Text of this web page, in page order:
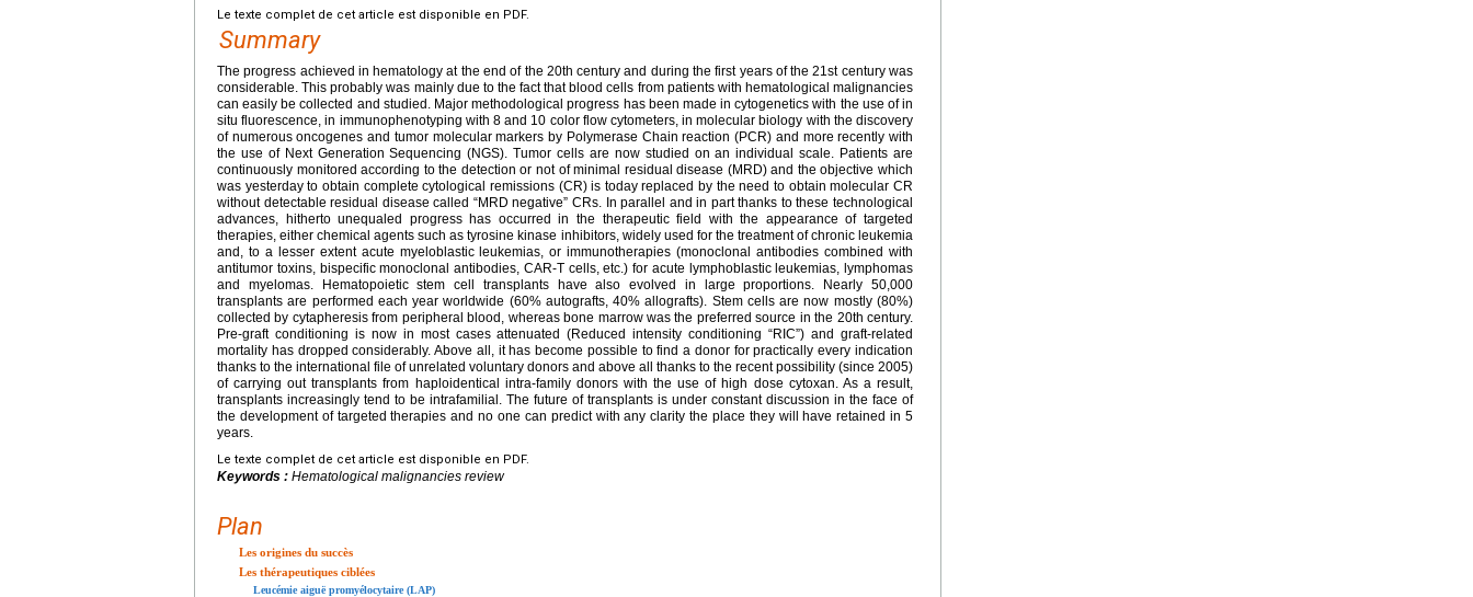
Le texte complet de cet article est disponible en PDF.
Summary
The progress achieved in hematology at the end of the 20th century and during the first years of the 21st century was
considerable. This probably was mainly due to the fact that blood cells from patients with hematological malignancies
can easily be collected and studied. Major methodological progress has been made in cytogenetics with the use of in
situ fluorescence, in immunophenotyping with 8 and 10 color flow cytometers, in molecular biology with the discovery
of numerous oncogenes and tumor molecular markers by Polymerase Chain reaction (PCR) and more recently with
the use of Next Generation Sequencing (NGS). Tumor cells are now studied on an individual scale. Patients are
continuously monitored according to the detection or not of minimal residual disease (MRD) and the objective which
was yesterday to obtain complete cytological remissions (CR) is today replaced by the need to obtain molecular CR
without detectable residual disease called “MRD negative” CRs. In parallel and in part thanks to these technological
advances, hitherto unequaled progress has occurred in the therapeutic field with the appearance of targeted
therapies, either chemical agents such as tyrosine kinase inhibitors, widely used for the treatment of chronic leukemia
and, to a lesser extent acute myeloblastic leukemias, or immunotherapies (monoclonal antibodies combined with
antitumor toxins, bispecific monoclonal antibodies, CAR-T cells, etc.) for acute lymphoblastic leukemias, lymphomas
and myelomas. Hematopoietic stem cell transplants have also evolved in large proportions. Nearly 50,000
transplants are performed each year worldwide (60% autografts, 40% allografts). Stem cells are now mostly (80%)
collected by cytapheresis from peripheral blood, whereas bone marrow was the preferred source in the 20th century.
Pre-graft conditioning is now in most cases attenuated (Reduced intensity conditioning “RIC”) and graft-related
mortality has dropped considerably. Above all, it has become possible to find a donor for practically every indication
thanks to the international file of unrelated voluntary donors and above all thanks to the recent possibility (since 2005)
of carrying out transplants from haploidentical intra-family donors with the use of high dose cytoxan. As a result,
transplants increasingly tend to be intrafamilial. The future of transplants is under constant discussion in the face of
the development of targeted therapies and no one can predict with any clarity the place they will have retained in 5
years.
Le texte complet de cet article est disponible en PDF.
Keywords : Hematological malignancies review
Plan
Les origines du succès
Les thérapeutiques ciblées
Leucémie aiguë promyélocytaire (LAP)